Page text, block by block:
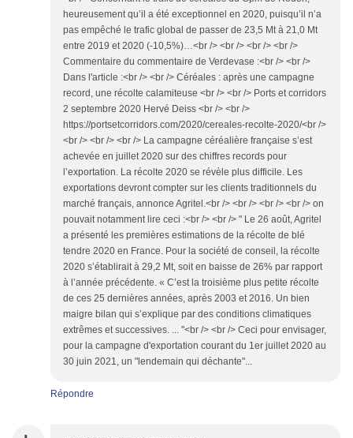
heureusement qu’il a été exceptionnel en 2020, puisqu’il n’a
pas empêché le trafic global de passer de 23,5 Mt à 21,0 Mt
entre 2019 et 2020 (-10,5%)…<br /> <br /> <br /> <br />
Commentaire du commentaire de Verdevase :<br /> <br />
Dans l'article :<br /> <br /> Céréales : après une campagne
record, une récolte calamiteuse <br /> <br /> Ports et corridors
2 septembre 2020 Hervé Deiss <br /> <br />
https://portsetcorridors.com/2020/cereales-recolte-2020/<br />
<br /> <br /> <br /> La campagne céréalière française s’est
achevée en juillet 2020 sur des chiffres records pour
l’exportation. La récolte 2020 se révèle plus difficile. Les
exportations devront compter sur les clients traditionnels du
marché français, annonce Agritel.<br /> <br /> <br /> <br /> on
pouvait notamment lire ceci :<br /> <br /> " Le 26 août, Agritel
a présenté les premières estimations de la récolte de blé
tendre 2020 en France. Pour la société de conseil, la récolte
2020 s’établirait à 29,2 Mt, soit en baisse de 26% par rapport
à l’année précédente. « C’est la troisième plus petite récolte
de ces 25 dernières années, après 2003 et 2016. Un bien
maigre bilan qui s’explique par des conditions climatiques
extrêmes et successives. ... "<br /> <br /> Ceci pour envisager,
pour la campagne d'exportation courant du 1er juillet 2020 au
30 juin 2021, un "lendemain qui déchante"...
Répondre